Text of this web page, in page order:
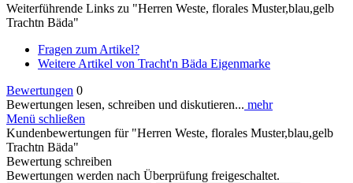
Weiterführende Links zu "Herren Weste, florales Muster,blau,gelb
Trachtn Bäda"
Fragen zum Artikel?
Weitere Artikel von Tracht'n Bäda Eigenmarke
Bewertungen 0
Bewertungen lesen, schreiben und diskutieren... mehr
Menü schließen
Kundenbewertungen für "Herren Weste, florales Muster,blau,gelb
Trachtn Bäda"
Bewertung schreiben
Bewertungen werden nach Überprüfung freigeschaltet.